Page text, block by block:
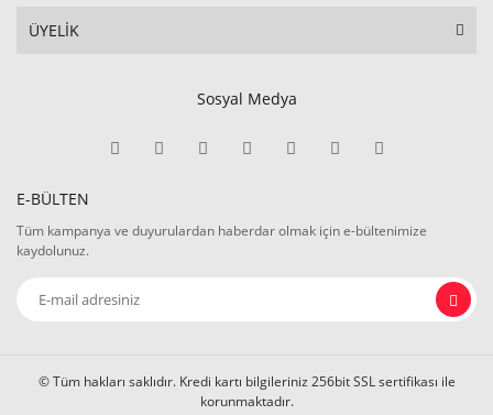
ÜYELİK
Sosyal Medya
E-BÜLTEN
Tüm kampanya ve duyurulardan haberdar olmak için e-bültenimize
kaydolunuz.
© Tüm hakları saklıdır. Kredi kartı bilgileriniz 256bit SSL sertifikası ile
korunmaktadır.